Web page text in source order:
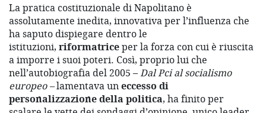
La pratica costituzionale di Napolitano è
assolutamente inedita, innovativa per l’influenza che
ha saputo dispiegare dentro le
istituzioni, riformatriceper la forza con cui è riuscita
a imporre i suoi poteri. Così, proprio lui che
nell’autobiografia del 2005 –Dal Pci al socialismo
europeo –lamentava uneccesso di
personalizzazione della politica, ha finito per